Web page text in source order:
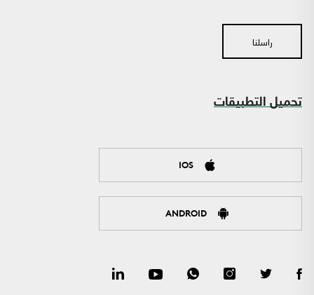
راسلنا
تحميل التطبيقات
IOS
ANDROID